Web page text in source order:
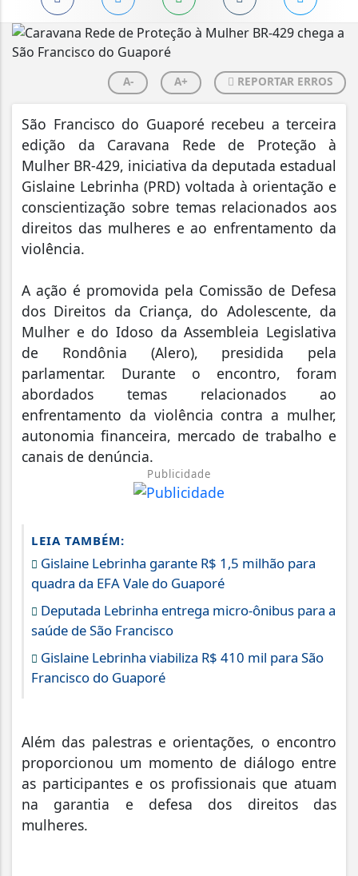
A- A+ REPORTAR ERROS
São Francisco do Guaporé recebeu a terceira
edição da Caravana Rede de Proteção à
Mulher BR-429, iniciativa da deputada estadual
Gislaine Lebrinha (PRD) voltada à orientação e
conscientização sobre temas relacionados aos
direitos das mulheres e ao enfrentamento da
violência.
A ação é promovida pela Comissão de Defesa
dos Direitos da Criança, do Adolescente, da
Mulher e do Idoso da Assembleia Legislativa
de Rondônia (Alero), presidida pela
parlamentar. Durante o encontro, foram
abordados temas relacionados ao
enfrentamento da violência contra a mulher,
autonomia financeira, mercado de trabalho e
canais de denúncia.
Publicidade
LEIA TAMBÉM:
Gislaine Lebrinha garante R$ 1,5 milhão para
quadra da EFA Vale do Guaporé
Deputada Lebrinha entrega micro-ônibus para a
saúde de São Francisco
Gislaine Lebrinha viabiliza R$ 410 mil para São
Francisco do Guaporé
Além das palestras e orientações, o encontro
proporcionou um momento de diálogo entre
as participantes e os profissionais que atuam
na garantia e defesa dos direitos das
mulheres.